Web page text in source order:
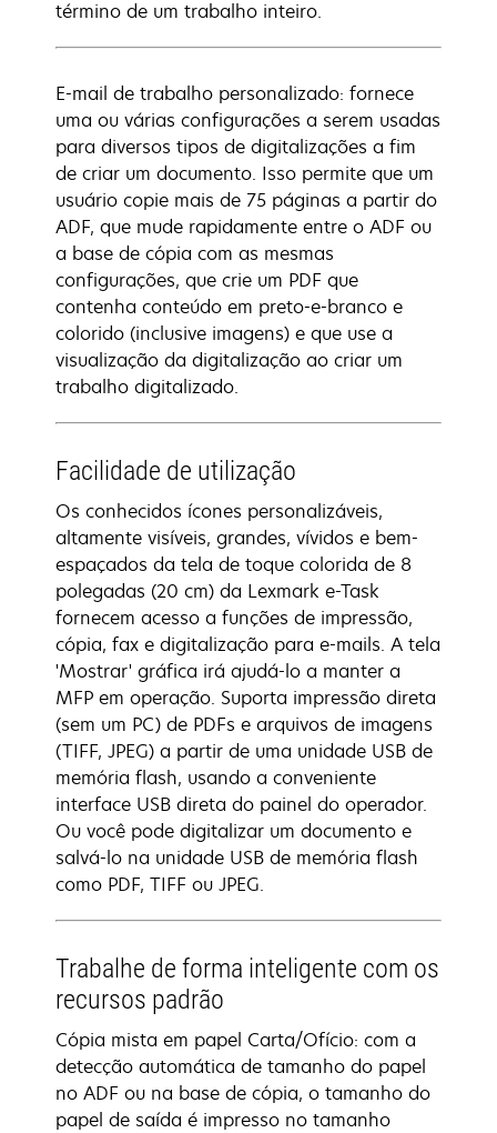
término de um trabalho inteiro.
E-mail de trabalho personalizado: fornece
uma ou várias configurações a serem usadas
para diversos tipos de digitalizações a fim
de criar um documento. Isso permite que um
usuário copie mais de 75 páginas a partir do
ADF, que mude rapidamente entre o ADF ou
a base de cópia com as mesmas
configurações, que crie um PDF que
contenha conteúdo em preto-e-branco e
colorido (inclusive imagens) e que use a
visualização da digitalização ao criar um
trabalho digitalizado.
Facilidade de utilização
Os conhecidos ícones personalizáveis,
altamente visíveis, grandes, vívidos e bem-
espaçados da tela de toque colorida de 8
polegadas (20 cm) da Lexmark e-Task
fornecem acesso a funções de impressão,
cópia, fax e digitalização para e-mails. A tela
'Mostrar' gráfica irá ajudá-lo a manter a
MFP em operação. Suporta impressão direta
(sem um PC) de PDFs e arquivos de imagens
(TIFF, JPEG) a partir de uma unidade USB de
memória flash, usando a conveniente
interface USB direta do painel do operador.
Ou você pode digitalizar um documento e
salvá-lo na unidade USB de memória flash
como PDF, TIFF ou JPEG.
Trabalhe de forma inteligente com os
recursos padrão
Cópia mista em papel Carta/Ofício: com a
detecção automática de tamanho do papel
no ADF ou na base de cópia, o tamanho do
papel de saída é impresso no tamanho